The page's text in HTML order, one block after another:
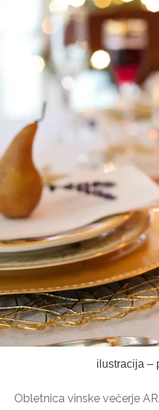
ilustracija –
Obletnica vinske večerje